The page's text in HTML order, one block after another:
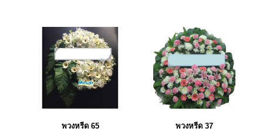
พวงหรีด 65 พวงหรีด 37